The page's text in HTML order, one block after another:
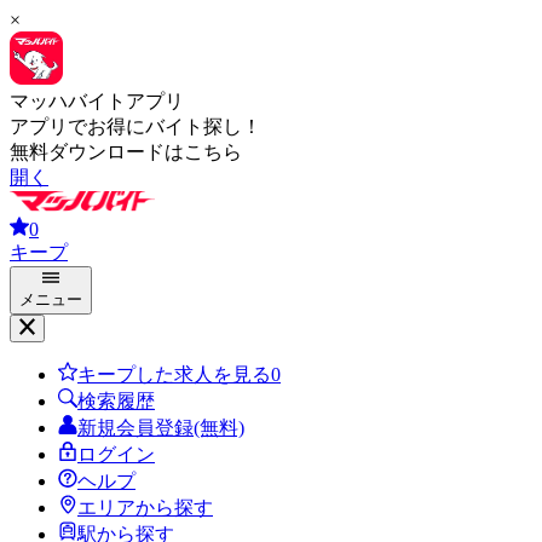
×
マッハバイトアプリ
アプリでお得にバイト探し！
無料ダウンロードはこちら
開く
0
キープ
メニュー
キープした求人を見る0
検索履歴
新規会員登録(無料)
ログイン
ヘルプ
エリアから探す
駅から探す